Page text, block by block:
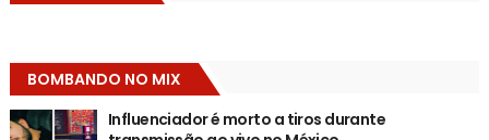
BOMBANDO NO MIX
Influenciador é morto a tiros durante